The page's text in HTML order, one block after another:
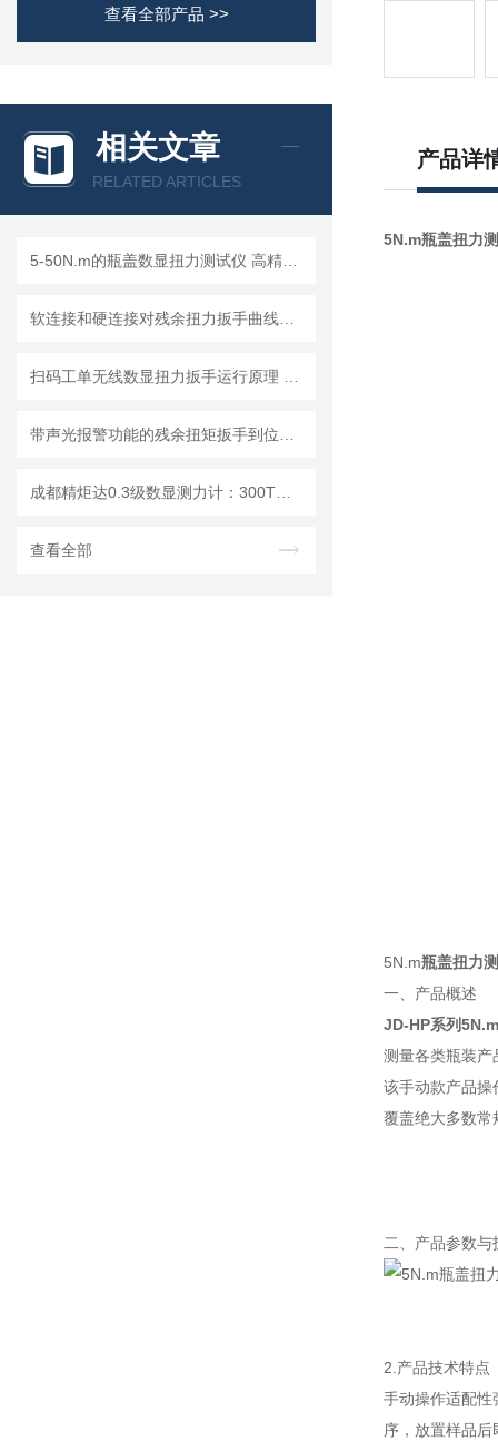
查看全部产品 >>
相关文章
RELATED ARTICLES
查看全部
产品详
5N.m瓶盖扭力
5N.m瓶盖扭力
一、产品概述
JD-HP系列
测量各类瓶装产
该手动款产品操
覆盖绝大多数常
二、产品参数与
2.产品技术特点
手动操作适配性
序，放置样品